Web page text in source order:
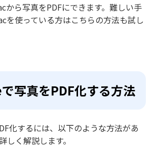
から写真をPDFにできます。難しい手
を使っている方はこちらの方法も試し
写真をPDF化する方法
化するには、以下のような方法があ
しく解説します。